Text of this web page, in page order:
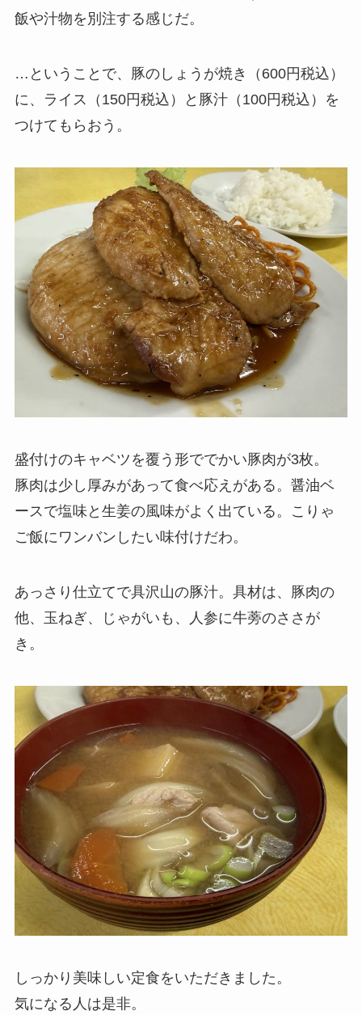
飯や汁物を別注する感じだ。
…ということで、豚のしょうが焼き（600円税込）
に、ライス（150円税込）と豚汁（100円税込）を
つけてもらおう。
盛付けのキャベツを覆う形ででかい豚肉が3枚。
豚肉は少し厚みがあって食べ応えがある。醤油ベ
ースで塩味と生姜の風味がよく出ている。こりゃ
ご飯にワンバンしたい味付けだわ。
あっさり仕立てで具沢山の豚汁。具材は、豚肉の
他、玉ねぎ、じゃがいも、人参に牛蒡のささが
き。
しっかり美味しい定食をいただきました。
気になる人は是非。